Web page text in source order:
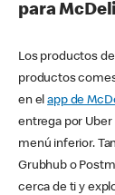
para
Los productos
productos
en elapp de
entrega por Uber
menú inferior.
Grubhub o
cerca de ti y